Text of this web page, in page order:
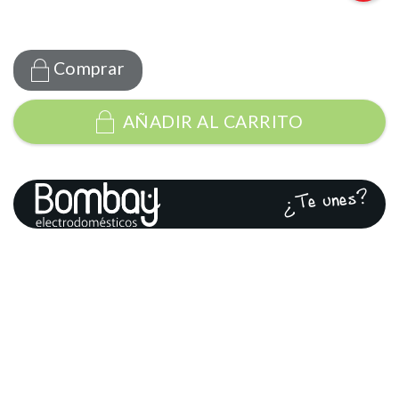
Comprar
AÑADIR AL CARRITO
¿Te unes?